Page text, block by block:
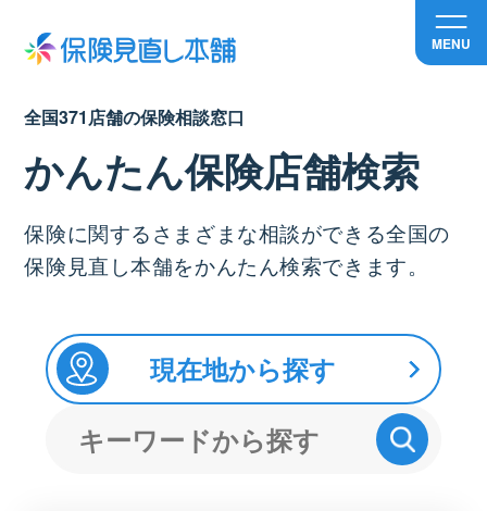
MENU
全国371店舗の保険相談窓口
かんたん保険店舗検索
保険に関するさまざまな相談ができる全国の
保険見直し本舗をかんたん検索できます。
現在地から探す